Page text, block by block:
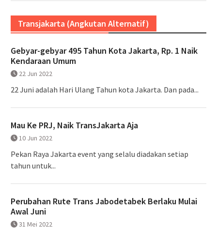
Transjakarta (Angkutan Alternatif)
Gebyar-gebyar 495 Tahun Kota Jakarta, Rp. 1 Naik
Kendaraan Umum
22 Jun 2022
22 Juni adalah Hari Ulang Tahun kota Jakarta. Dan pada...
Mau Ke PRJ, Naik TransJakarta Aja
10 Jun 2022
Pekan Raya Jakarta event yang selalu diadakan setiap
tahun untuk...
Perubahan Rute Trans Jabodetabek Berlaku Mulai
Awal Juni
31 Mei 2022